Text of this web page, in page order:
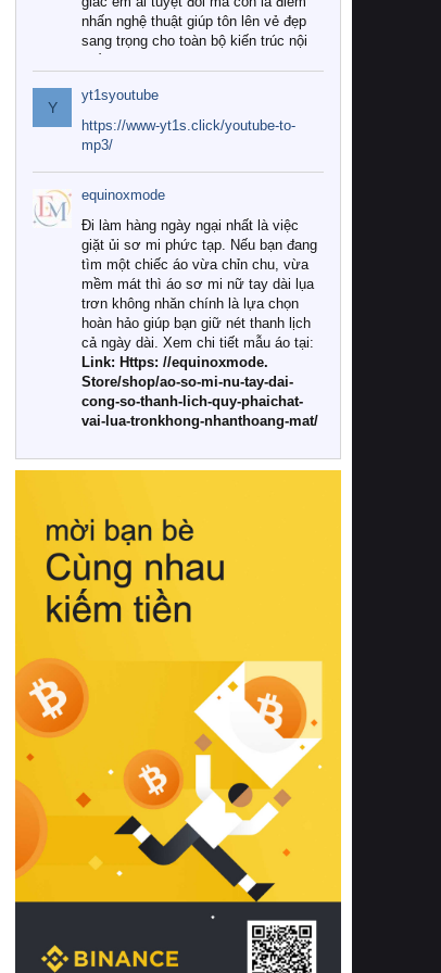
nhấn nghệ thuật giúp tôn lên vẻ đẹp
sang trọng cho toàn bộ kiến trúc nội
Tuy nhiên, giữa thị trường đa dạng
với vô vàn thương hiệu và mẫu mã
như hiện nay, làm thế nào để chọn
được những bộ chăn ga gối đệm cao
cấp thực sự chất lượng, phù hợp với
khí hậu và nhu cầu sử dụng của gia
đình? Hãy cùng chúng tôi đi tìm lời
giải đáp chi tiết qua bài viết dưới đây.
1. Tại sao các gia đình hiện đại lại ưa
chuộng chăn ga gối đệm cao cấp?
Khác với các dòng sản phẩm thông
thường, những bộ chăn ga gối đệm
cao cấp trải qua quy trình sản xuất
nghiêm ngặt từ khâu chọn lọc nguyên
liệu tự nhiên đến công nghệ dệt
nhuộm hiện đại không chứa hóa chất
này, bạn sẽ cảm nhận rõ rệt sự khác
hồi chuẩn xác của phần đệm nâng đỡ
cột sống.
Bên cạnh đó, việc lựa chọn các dòng
sản phẩm đạt chuẩn chất lượng quốc
tế còn giúp ngăn ngừa tình trạng kích
khuẩn và nấm mốc trong điều kiện
thời tiết nóng ẩm. Bạn có thể tìm hiểu
thêm các nghiên cứu khoa học về tác
động của giấc ngủ và môi trường
phòng ngủ đối với sức khỏe con
người tại Sleep Foundation (External
Link) để có cái nhìn toàn diện hơn.
2. Các tiêu chí vàng khi lựa chọn
chăn ga gối đệm cao cấp cho phòng
ngủ
Để sở hữu một bộ chăn ga gối đệm
cao cấp hoàn hảo cả về thẩm mỹ lẫn
công năng, người tiêu dùng cần cân
nhắc kỹ lưỡng các tiêu chí quan trọng
Y
yt1syoutube
https://www-yt1s.click/youtube-to-
mp3/
equinoxmode
Đi làm hàng ngày ngại nhất là việc
giặt ủi sơ mi phức tạp. Nếu bạn đang
tìm một chiếc áo vừa chỉn chu, vừa
mềm mát thì áo sơ mi nữ tay dài lụa
trơn không nhăn chính là lựa chọn
hoàn hảo giúp bạn giữ nét thanh lịch
cả ngày dài. Xem chi tiết mẫu áo tại:
Link: Https: //equinoxmode.
Store/shop/ao-so-mi-nu-tay-dai-
cong-so-thanh-lich-quy-phaichat-
vai-lua-tronkhong-nhanthoang-mat/